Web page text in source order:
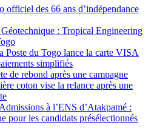
officiel des 66 ans d’indépendance
: Tropical Engineering
Poste du Togo lance la carte VISA
simplifiés
de rebond après une campagne
coton vise la relance après une
Admissions à l’ENS d’Atakpamé :
pour les candidats présélectionnés